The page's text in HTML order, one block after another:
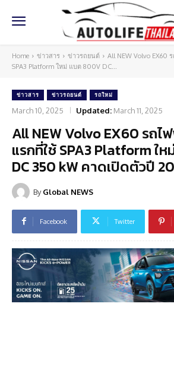
Home ข่าวสาร ข่าวรถยนต์
All NEW Volvo EX60
SPA3 Platform ใหม่ แบต 800V DC...
ข่าวสาร ข่าวรถยนต์ รถใหม่
March 10, 2025 Updated: March 11, 2025
All NEW Volvo EX60 รถไ
แรกที่ใช้ SPA3 Platform ใ
DC 350 kW คาดเปิดตัวปี
By Global NEWS
Facebook Twitter